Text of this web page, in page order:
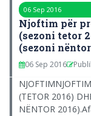
06 Sep 2016
Njoftim për
(sezoni tetor
(sezoni
06 Sep 2016
(TETOR 2016)
NËNTOR